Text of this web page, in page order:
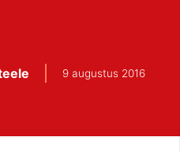
9 augustus 2016